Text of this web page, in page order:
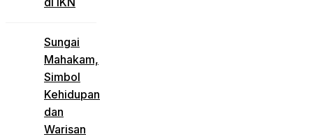
Sungai
Mahakam,
Simbol
Kehidupan
dan
Warisan